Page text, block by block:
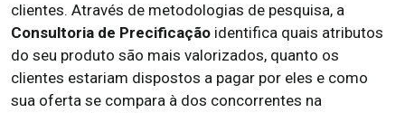
clientes. Através de metodologias de pesquisa, a
Consultoria de Precificação identifica quais atributos
do seu produto são mais valorizados, quanto os
clientes estariam dispostos a pagar por eles e como
sua oferta se compara à dos concorrentes na